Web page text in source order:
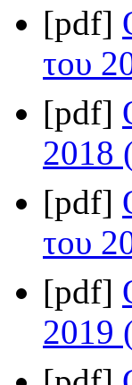
[pdf]
του
[pdf]
2018
[pdf]
του
[pdf]
2019